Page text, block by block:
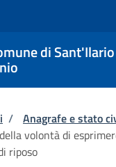
di
pane
/ Anagrafe e stato
volontà di
riposo